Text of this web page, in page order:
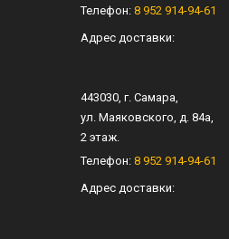
Телефон: 8 952 914-94-61
Адрес доставки:
443030 , г. Самара
ул. Маяковского, д. 84а
2 этаж.
Телефон: 8 952 914-94-61
Адрес доставки: